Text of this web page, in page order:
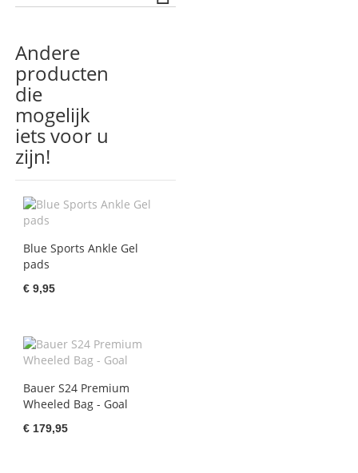
Andere
producten
die
mogelijk
iets voor u
zijn!
Blue Sports Ankle Gel
pads
€ 9,95
Bauer S24 Premium
Wheeled Bag - Goal
€ 179,95